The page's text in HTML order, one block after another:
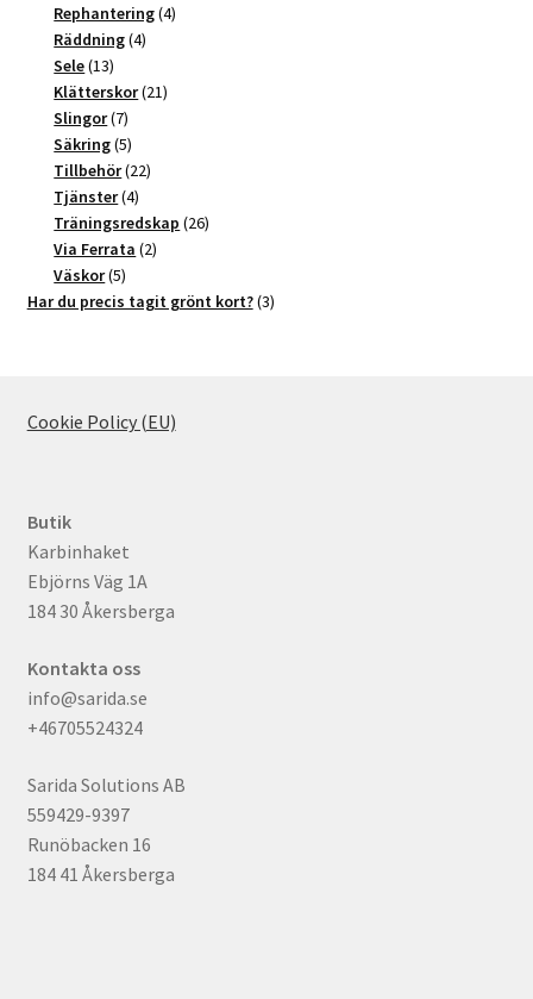
produkter
Rephantering 44
Räddning 44
Sele 1313
produkter
Klätterskor 2121
Slingor 77
produkter
Säkring 55
produkter
Tillbehör 2222
Tjänster 44
produkter
Träningsredskap 2626
Via Ferrata 22
Väskor 55
produkter
Har du precis tagit grönt kort? 33
Cookie Policy (EU)
Butik
Karbinhaket
Ebjörns Väg 1A
184 30 Åkersberga
Kontakta oss
info@sarida.se
+46705524324
Sarida Solutions AB
559429-9397
Runöbacken 16
184 41 Åkersberga